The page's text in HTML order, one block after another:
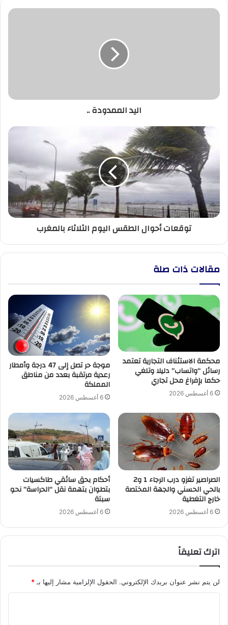
اليد
اليد الممدودة ..
توقعات
أحوال
الطقس
اليوم
بالمغرب
توقعات أحوال الطقس اليوم الثلاثاء بالمغرب
مقالات ذات صلة
محكمة الاستئناف التجارية تعتمد
رسائل “واتساب” دليلا وتلغي
حكما بإفراغ محل تجاري
6 أغسطس 2026
موجة حر تصل إلى 47 درجة وأمطار
رعدية مرتقبة بعدد من مناطق
المملكة
6 أغسطس 2026
الصراصير تغزو درب الرجاء 1 و2
بالحي الحسني والجهة المختصة
خارج التغطية
6 أغسطس 2026
أحكام بحق سائقي طاكسيات
بتطوان بتهمة نقل “الحراسة” نحو
سبتة
6 أغسطس 2026
اترك تعليقاً
لن يتم نشر عنوان بريدك الإلكتروني. الحقول الإلزامية مشار إليها بـ *